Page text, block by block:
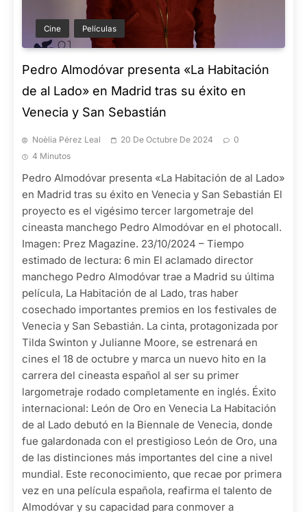
Cine Películas
Pedro Almodóvar presenta «La Habitación
de al Lado» en Madrid tras su éxito en
Venecia y San Sebastián
Noèlia Pérez Leal 20 De Octubre De 2024
0
4 Minutos
Pedro Almodóvar presenta «La Habitación de al Lado»
en Madrid tras su éxito en Venecia y San Sebastián El
proyecto es el vigésimo tercer largometraje del
cineasta manchego Pedro Almodóvar en el photocall.
Imagen: Prez Magazine. 23/10/2024 – Tiempo
estimado de lectura: 6 min El aclamado director
manchego Pedro Almodóvar trae a Madrid su última
película, La Habitación de al Lado, tras haber
cosechado importantes premios en los festivales de
Venecia y San Sebastián. La cinta, protagonizada por
Tilda Swinton y Julianne Moore, se estrenará en
cines el 18 de octubre y marca un nuevo hito en la
carrera del cineasta español al ser su primer
largometraje rodado completamente en inglés. Éxito
internacional: León de Oro en Venecia La Habitación
de al Lado debutó en la Biennale de Venecia, donde
fue galardonada con el prestigioso León de Oro, una
de las distinciones más importantes del cine a nivel
mundial. Este reconocimiento, que recae por primera
vez en una película española, reafirma el talento de
Almodóvar y su capacidad para conmover a